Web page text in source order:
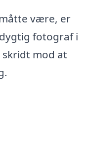
være, er
fotograf i
skridt mod at